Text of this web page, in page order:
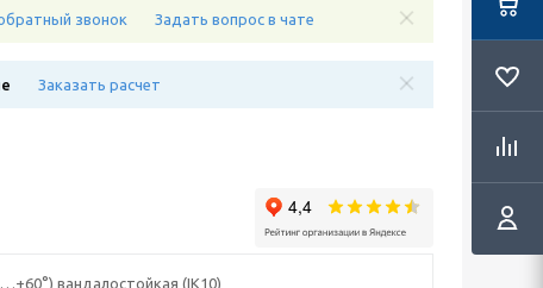
звонок Задать вопрос в чате
Заказать расчет
вандалостойкая (IK10)